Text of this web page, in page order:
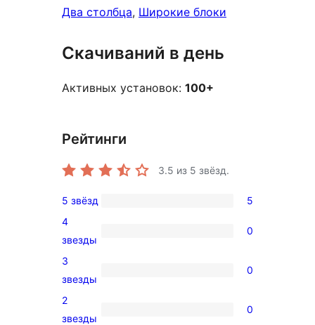
Два столбца, Широкие блоки
Скачиваний в день
Активных установок: 100+
Рейтинги
3.5 из 5 звёзд.
5
5-
звездный
отзыв
5 звёзд 5
0
4-
звездный
4
звезды
0
0
3-
звездный
3
звезды
0
0
2
звезды
0